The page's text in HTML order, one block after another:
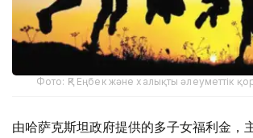
Фото: ҚР Еңбек және халықты әлеуметтік
由哈萨克斯坦政府提供的多子女福利金，